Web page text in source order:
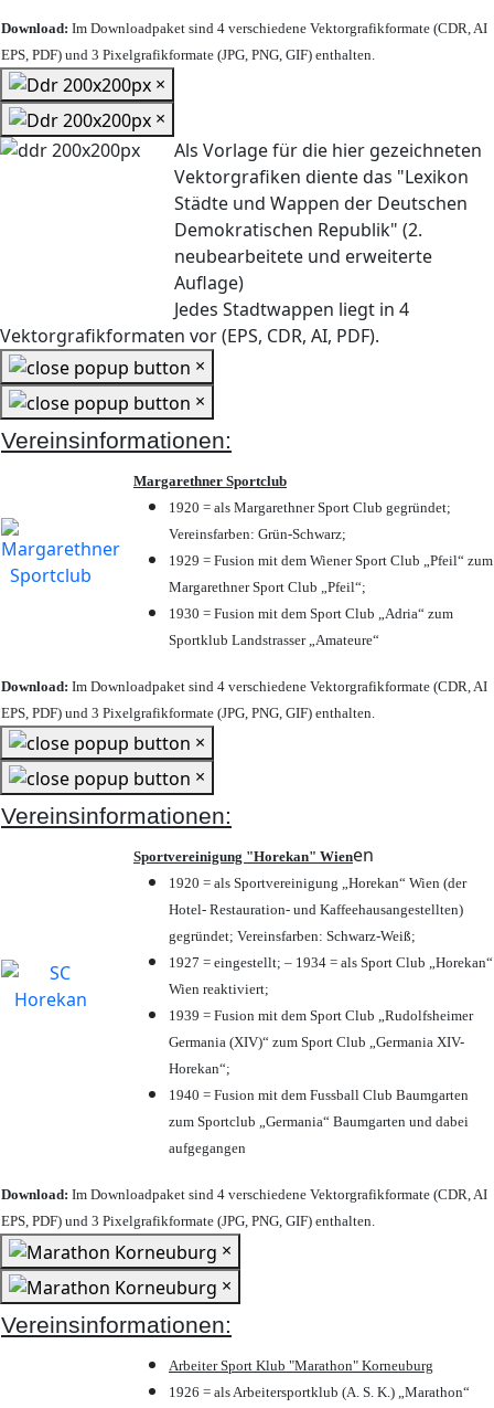
Download: Im Downloadpaket sind 4 verschiedene Vektorgrafikformate (CDR, AI
EPS, PDF) und 3 Pixelgrafikformate (JPG, PNG, GIF) enthalten.
×
×
Als Vorlage für die hier gezeichneten
Vektorgrafiken diente das "Lexikon
Städte und Wappen der Deutschen
Demokratischen Republik" (2.
neubearbeitete und erweiterte
Auflage)
Jedes Stadtwappen liegt in 4
Vektorgrafikformaten vor (EPS, CDR, AI, PDF).
×
×
Vereinsinformationen:
Margarethner Sportclub
1920 = als Margarethner Sport Club gegründet;
Vereinsfarben: Grün-Schwarz;
1929 = Fusion mit dem Wiener Sport Club „Pfeil“ zum
Margarethner Sport Club „Pfeil“;
1930 = Fusion mit dem Sport Club „Adria“ zum
Sportklub Landstrasser „Amateure“
Download: Im Downloadpaket sind 4 verschiedene Vektorgrafikformate (CDR, AI
EPS, PDF) und 3 Pixelgrafikformate (JPG, PNG, GIF) enthalten.
×
×
Vereinsinformationen:
Sportvereinigung "Horekan" Wienen
1920 = als Sportvereinigung „Horekan“ Wien (der
Hotel- Restauration- und Kaffeehausangestellten)
gegründet; Vereinsfarben: Schwarz-Weiß;
1927 = eingestellt; – 1934 = als Sport Club „Horekan“
Wien reaktiviert;
1939 = Fusion mit dem Sport Club „Rudolfsheimer
Germania (XIV)“ zum Sport Club „Germania XIV-
Horekan“;
1940 = Fusion mit dem Fussball Club Baumgarten
zum Sportclub „Germania“ Baumgarten und dabei
aufgegangen
Download: Im Downloadpaket sind 4 verschiedene Vektorgrafikformate (CDR, AI
EPS, PDF) und 3 Pixelgrafikformate (JPG, PNG, GIF) enthalten.
×
×
Vereinsinformationen:
Arbeiter Sport Klub "Marathon" Korneuburg
1926 = als Arbeitersportklub (A. S. K.) „Marathon“